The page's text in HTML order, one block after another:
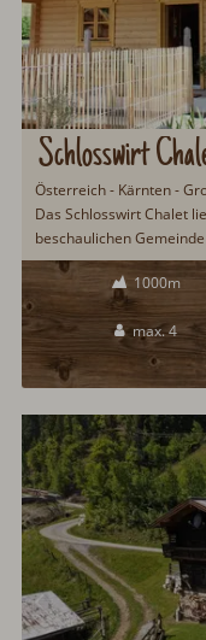
Schlosswirt
Österreich - Kärnten -
Das Schlosswirt Chalet
beschaulichen
Naturliebhaber ein
Schlosswirt Chalets
Kinder ein
1000m
max. 4